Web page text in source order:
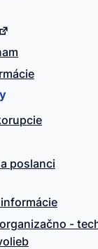
poslanci
-